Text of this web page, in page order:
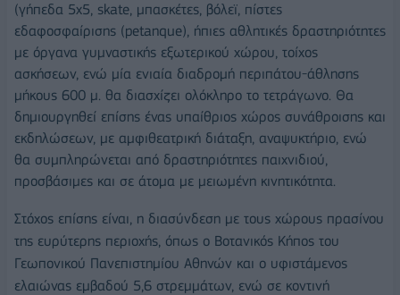
(γήπεδα 5x5, skate, μπασκέτες, βόλεϊ, πίστες
εδαφοσφαίρισης (petanque), ήπιες αθλητικές δραστηριότητες
με όργανα γυμναστικής εξωτερικού χώρου, τοίχος
ασκήσεων, ενώ μία ενιαία διαδρομή περιπάτου-άθλησης
μήκους 600 μ. θα διασχίζει ολόκληρο το τετράγωνο. Θα
δημιουργηθεί επίσης ένας υπαίθριος χώρος συνάθροισης και
εκδηλώσεων, με αμφιθεατρική διάταξη, αναψυκτήριο, ενώ
θα συμπληρώνεται από δραστηριότητες παιχνιδιού,
προσβάσιμες και σε άτομα με μειωμένη κινητικότητα.
Στόχος επίσης είναι, η διασύνδεση με τους χώρους πρασίνου
της ευρύτερης περιοχής, όπως ο Βοτανικός Κήπος του
Γεωπονικού Πανεπιστημίου Αθηνών και ο υφιστάμενος
ελαιώνας εμβαδού 5,6 στρεμμάτων, ενώ σε κοντινή